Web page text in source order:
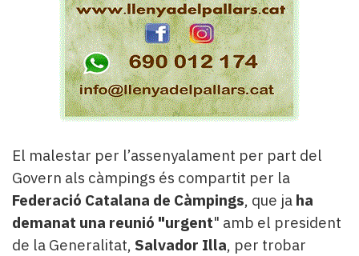
El malestar per l’assenyalament per part del
Govern als càmpings és compartit per la
Federació Catalana de Càmpings, que ja ha
demanat una reunió "urgent" amb el president
de la Generalitat, Salvador Illa, per trobar